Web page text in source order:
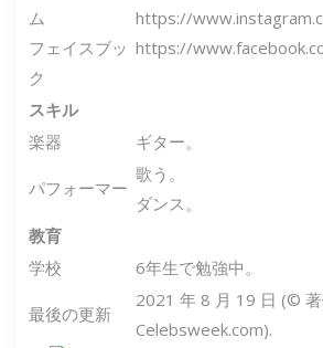
ム
フェイスブッ
ク
https://
https://
スキル
楽器
ギター。
パフォーマー
歌う。
ダンス。
教育
学校
6年生で勉強中。
最後の更新
2021 年 8 月 19 日 (©
Celebsweek.com).